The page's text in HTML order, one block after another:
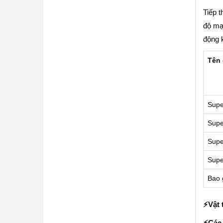
Tiếp
độ
động
Tên
Bao